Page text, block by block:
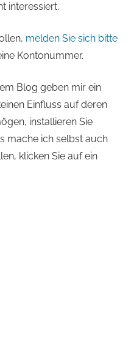
interessiert.
melden Sie sich bitte
Kontonummer.
Blog geben mir ein
Einfluss auf deren
installieren Sie
mache ich selbst auch
klicken Sie auf ein